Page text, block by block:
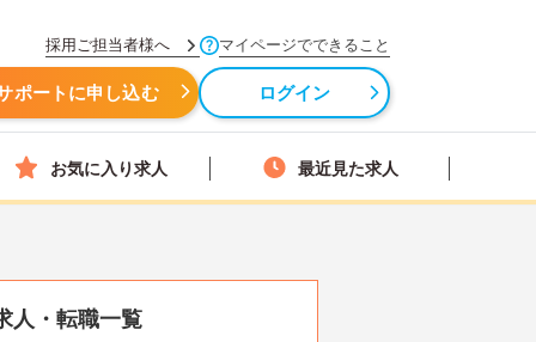
採用ご担当者様へ マイページでできること
ポートに申し込む ログイン
お気に入り求人 最近見た求人
人・転職一覧